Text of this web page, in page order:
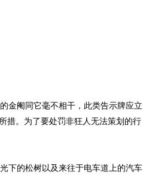
金阉同它毫不相干，此类告示牌应立
措。为了要处罚非狂人无法策划的行
下的松树以及来往于电车道上的汽车